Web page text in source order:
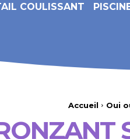
COULISSANT
Accueil Oui